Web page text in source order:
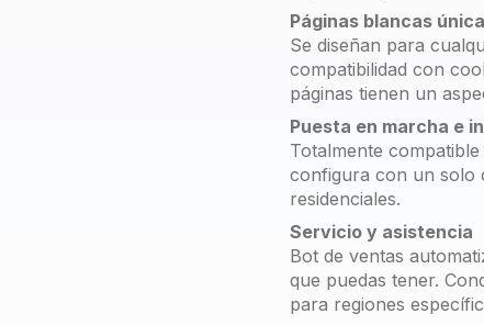
Páginas blancas
Se diseñan para
compatibilidad con
páginas tienen un
Puesta en marcha e
Totalmente
configura con un solo
residenciales.
Servicio y asistencia
Bot de ventas
que puedas tener.
para regiones